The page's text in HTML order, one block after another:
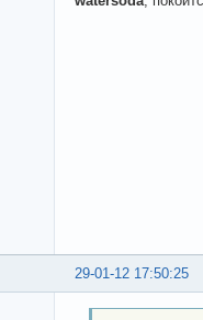
29-01-12 17:50:25